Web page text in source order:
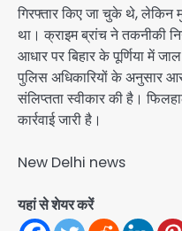
गिरफ्तार किए जा चुके थे, लेकिन
था। क्राइम ब्रांच ने तकनीकी
आधार पर बिहार के पूर्णिया में
पुलिस अधिकारियों के अनुसार
संलिप्तता स्वीकार की है।
कार्रवाई जारी है।
New Delhi news
यहां से शेयर करें